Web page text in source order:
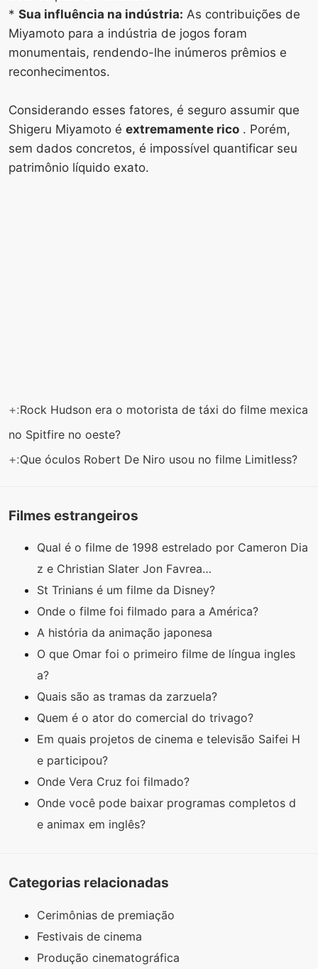
* Sua influência na indústria: As contribuições de
Miyamoto para a indústria de jogos foram
monumentais, rendendo-lhe inúmeros prêmios e
reconhecimentos.
Considerando esses fatores, é seguro assumir que
Shigeru Miyamoto é extremamente rico . Porém,
sem dados concretos, é impossível quantificar seu
patrimônio líquido exato.
+:Rock Hudson era o motorista de táxi do filme mexica
no Spitfire no oeste?
+:Que óculos Robert De Niro usou no filme Limitless?
Filmes estrangeiros
Qual é o filme de 1998 estrelado por Cameron Dia
z e Christian Slater Jon Favrea…
St Trinians é um filme da Disney?
Onde o filme foi filmado para a América?
A história da animação japonesa
O que Omar foi o primeiro filme de língua ingles
a?
Quais são as tramas da zarzuela?
Quem é o ator do comercial do trivago?
Em quais projetos de cinema e televisão Saifei H
e participou?
Onde Vera Cruz foi filmado?
Onde você pode baixar programas completos d
e animax em inglês?
Categorias relacionadas
Cerimônias de premiação
Festivais de cinema
Produção cinematográfica